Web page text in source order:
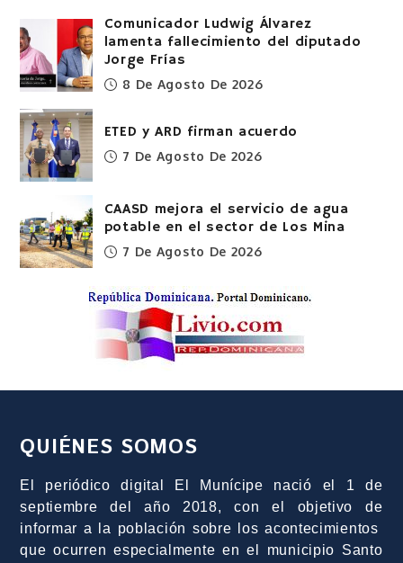
Comunicador Ludwig Álvarez
lamenta fallecimiento del diputado
Jorge Frías
8 De Agosto De 2026
ETED y ARD firman acuerdo
7 De Agosto De 2026
CAASD mejora el servicio de agua
potable en el sector de Los Mina
7 De Agosto De 2026
QUIÉNES SOMOS
El periódico digital El Munícipe nació el 1 de
septiembre del año 2018, con el objetivo de
informar a la población sobre los acontecimientos
que ocurren especialmente en el municipio Santo